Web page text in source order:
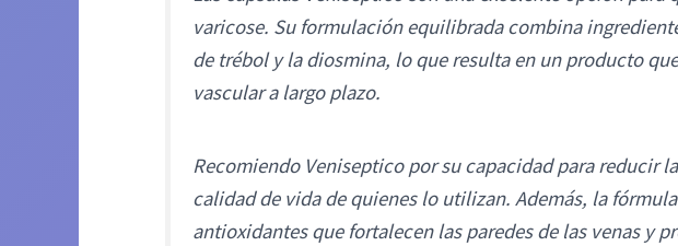
varicose. Su formulación equilibrada combina
de trébol y la diosmina, lo que resulta en un producto
vascular a largo plazo.
Recomiendo Veniseptico por su capacidad para reducir
calidad de vida de quienes lo utilizan. Además, la
antioxidantes que fortalecen las paredes de las venas y